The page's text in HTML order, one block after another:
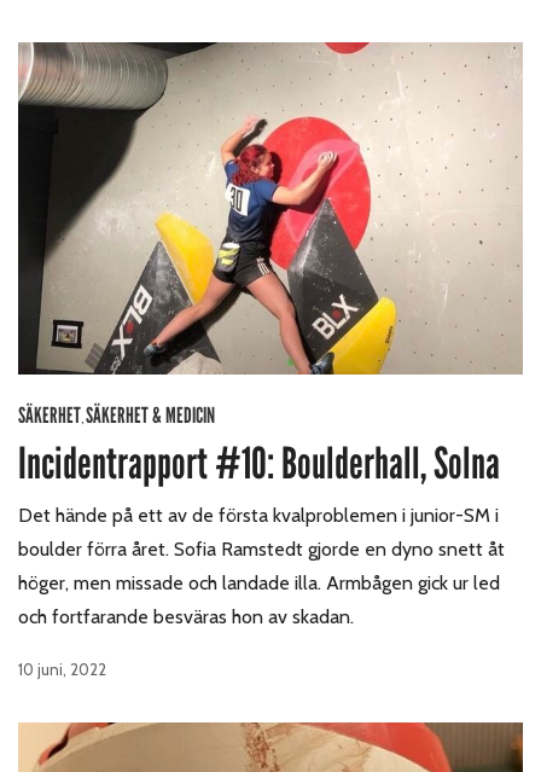
SÄKERHETSÄKERHET & MEDICIN
Incidentrapport #10: Boulderhall, Solna
Det hände på ett av de första kvalproblemen i junior-SM i
boulder förra året. Sofia Ramstedt gjorde en dyno snett åt
höger, men missade och landade illa. Armbågen gick ur led
och fortfarande besväras hon av skadan.
10 juni, 2022